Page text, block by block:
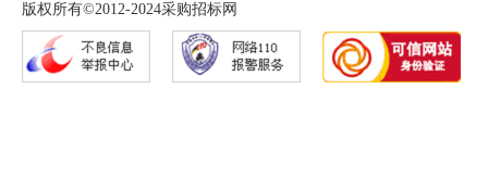
版权所有©2012-2024采购招标网